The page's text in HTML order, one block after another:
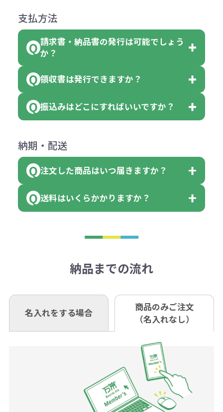
費用）
になっております。
クエアトート」は10個単位でしたら
色を指定出来るので、ピンクを100
個、ブルーを90個、イエローを110
【色指定の仕方】
に必要な個数を入力ください。
※10個単位など購入できる単位が決
はまらない数を入力すると、アラー
アラートに従って数を調整してくだ
合
●名入れ、オリジナルの内容が異な
っていた場合
または返金にて対応させていただき
ます。
その際不良品については送料着払い
ください。
（商品の状態により、対応が変わる
※不良商品をご返却いただけない場
います。あらかじめご了承くださ
※不良商品は商品到着後7営業日以
お問合せ先
0120-979-907
AM10:00～PM5:00（土・日・祝日を
計算例：
＜1色印刷の場合＞
（提供価格（商品代）+名入れ費用
（印刷代））×枚数+製版代
（提供価格（商品代）+名入れ費用
×色数
※例えば2色印刷の場合には、名入
れ費用が2倍、製版代が2倍必要で
す。
相談下さい。
なお、印刷代はボリュームディスカ
同じ版で多くの数量を印刷すると、1
個当たりの印刷代単価がお安くなり
一方、数量が少なく一定数に満たな
い場合は、単価計算ではなく、印刷
代の基本料金を一式頂戴する場合が
ございます。
商品によりますが、お見積もりさせ
ていただきます。
見積もりサポートから個別でお問い
支払方法
請求書・納品書の発行は可能でしょう
か？
会員様はマイページより各種帳票の
ダウンロードが可能です。
詳しくはこちらはご確認ください。
領収書のダウンロード
領収書は発行できますか？
会員様はマイページより各種帳票の
詳しくはこちらはご確認ください。
領収書のダウンロード
振込みはどこにすればいいですか？
下記口座にお願いします。
■三菱UFJ銀行
小田井支店（おたいしてん）
■ゆうちょ銀行（振替口座）
口座名 株式会社モノベーション
※振り込み手数料はお客さま負担と
なりますのでご注意ください。
納期・配送
注文した商品はいつ届きますか？
既製品の場合、ご入金確認後3営業
ご入金確認後約3週間となります。
定しているものもあります。
あれば、午前中までにご注文とご入
金いただければ翌日着でお送りする
お急ぎの場合、ご相談ください。最
大限努力いたします。
送料はいくらかかりますか？
き別途申し受けます。
も複数ヶ所への納品の場合、別途送
料頂戴する場合がございます。
詳細はこちらご確認ください。
納品までの流れ
名入れをする場合
商品のみご注文
（名入れなし）